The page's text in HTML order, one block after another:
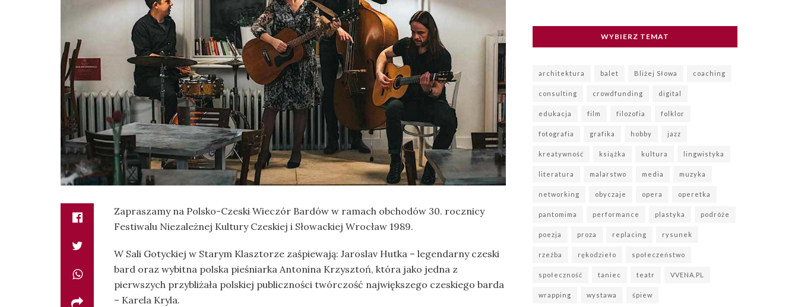
Zapraszamy na Polsko-Czeski Wieczór Bardów w ramach obchodów 30. rocznicy
Festiwalu Niezależnej Kultury Czeskiej i Słowackiej Wrocław 1989.
W Sali Gotyckiej w Starym Klasztorze zaśpiewają: Jaroslav Hutka – legendarny czeski
bard oraz wybitna polska pieśniarka Antonina Krzysztoń, która jako jedna z
pierwszych przybliżała polskiej publiczności twórczość największego czeskiego barda
– Karela Kryla.
WYBIERZ TEMAT
architektura balet Bliżej Słowa coaching
consulting crowdfunding digital
edukacja film filozofia folklor
fotografia grafika hobby jazz
kreatywność książka kultura lingwistyka
literatura malarstwo media muzyka
networking obyczaje opera operetka
pantomima performance plastyka podróże
poezja proza replacing rysunek
rzeźba rękodzieło społeczeństwo
społeczność taniec teatr VVENA.PL
wrapping wystawa śpiew